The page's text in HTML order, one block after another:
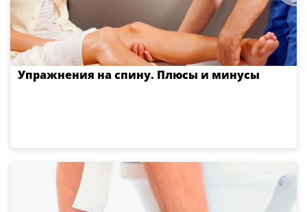
Упражнения на спину. Плюсы и минусы